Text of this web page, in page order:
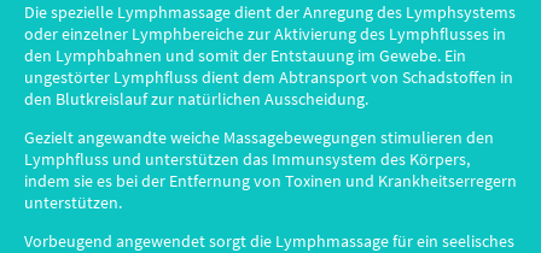
Die spezielle Lymphmassage dient der Anregung des Lymphsystems
oder einzelner Lymphbereiche zur Aktivierung des Lymphflusses in
den Lymphbahnen und somit der Entstauung im Gewebe. Ein
ungestörter Lymphfluss dient dem Abtransport von Schadstoffen in
den Blutkreislauf zur natürlichen Ausscheidung.
Gezielt angewandte weiche Massagebewegungen stimulieren den
Lymphfluss und unterstützen das Immunsystem des Körpers,
indem sie es bei der Entfernung von Toxinen und Krankheitserregern
unterstützen.
Vorbeugend angewendet sorgt die Lymphmassage für ein seelisches